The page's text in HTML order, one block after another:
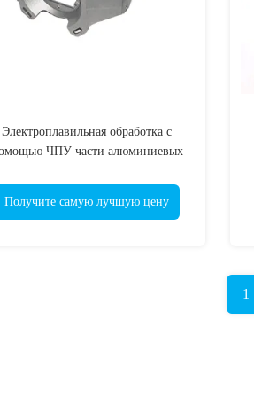
Электроплавильная обработка с
ЧПУ части алюминиевых
Получите самую лучшую цену
1